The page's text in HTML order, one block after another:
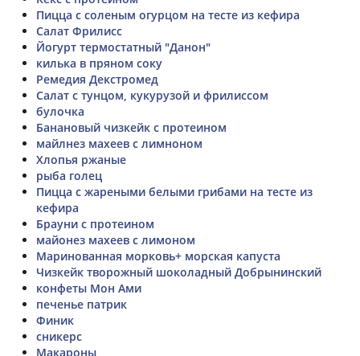
Пицца с соленым огурцом на тесте из кефира
Салат Фрилисс
Йогурт термостатный "Данон"
килька в пряном соку
Ремедия Декстромед
Салат с тунцом, кукурузой и фрилиссом
булочка
Банановый чизкейк с протеином
майлнез махеев с лимноном
Хлопья ржаные
рыба голец
Пицца с жареными белыми грибами на тесте из
кефира
Брауни с протеином
майонез махеев с лимоном
Маринованная морковь+ морская капуста
Чизкейк творожный шоколадный Добрынинский
конфеты Мон Ами
печенье патрик
Финик
сникерс
Макароны